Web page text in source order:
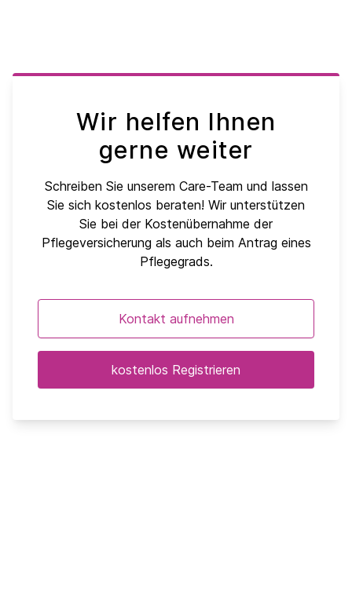
Wir helfen Ihnen
gerne weiter
Schreiben Sie unserem Care-Team und lassen
Sie sich kostenlos beraten! Wir unterstützen
Sie bei der Kostenübernahme der
Pflegeversicherung als auch beim Antrag eines
Pflegegrads.
Kontakt aufnehmen
kostenlos Registrieren